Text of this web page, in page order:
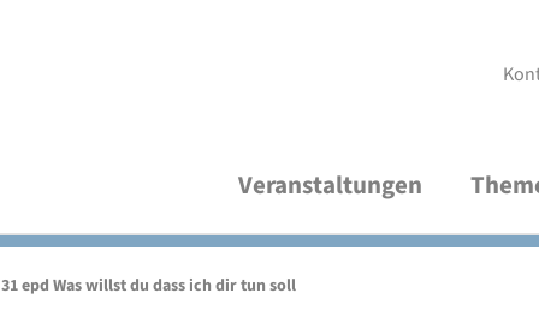
Veranstaltungen
Aktuelle Veranstaltungen
Demokratische Kultur und Bildung
Über uns
epd Was willst du dass ich dir tun soll